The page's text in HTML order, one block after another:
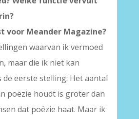
voor Meander Magazine?
waarvan ik vermoed
maar die ik niet kan
de eerste stelling: Het aantal
poëzie houdt is groter dan
dat poëzie haat. Maar ik